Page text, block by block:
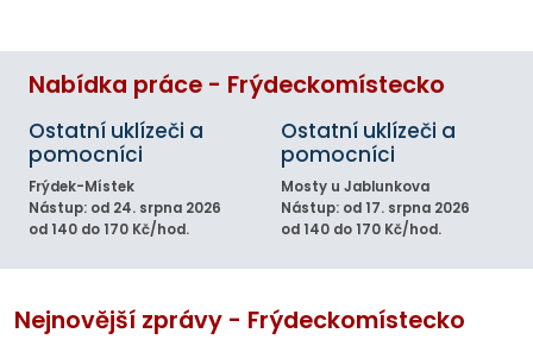
Nabídka práce - Frýdeckomístecko
Ostatní uklízeči a
pomocníci
Frýdek-Místek
Nástup: od 24. srpna 2026
od 140 do 170 Kč/hod.
Ostatní uklízeči a
pomocníci
Mosty u Jablunkova
Nástup: od 17. srpna 2026
od 140 do 170 Kč/hod.
Nejnovější zprávy - Frýdeckomístecko